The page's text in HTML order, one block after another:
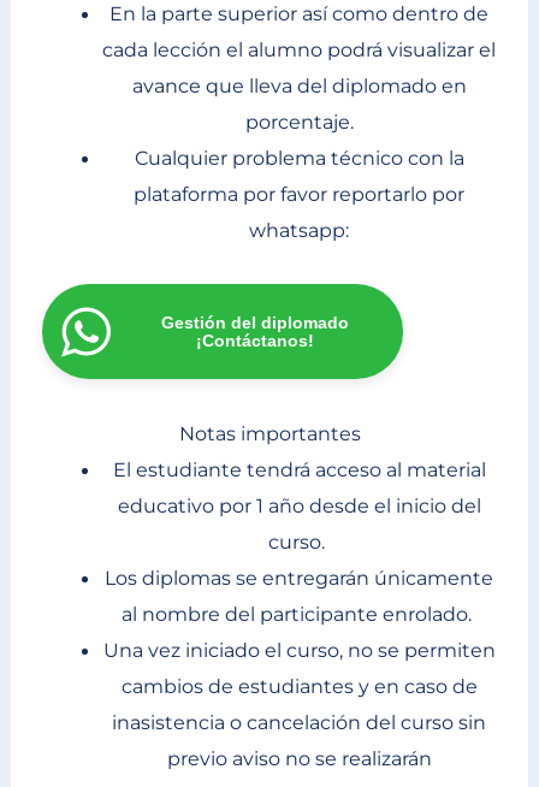
En la parte superior así como dentro de
cada lección el alumno podrá visualizar el
avance que lleva del diplomado en
porcentaje.
Cualquier problema técnico con la
plataforma por favor reportarlo por
whatsapp:
Gestión del diplomado
¡Contáctanos!
Notas importantes
El estudiante tendrá acceso al material
educativo por 1 año desde el inicio del
curso.
Los diplomas se entregarán únicamente
al nombre del participante enrolado.
Una vez iniciado el curso, no se permiten
cambios de estudiantes y en caso de
inasistencia o cancelación del curso sin
previo aviso no se realizarán